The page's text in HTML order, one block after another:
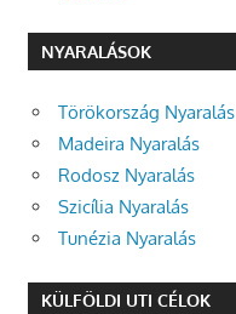
NYARALÁSOK
Törökország Nyaralás
Madeira Nyaralás
Rodosz Nyaralás
Szicília Nyaralás
Tunézia Nyaralás
KÜLFÖLDI UTI CÉLOK